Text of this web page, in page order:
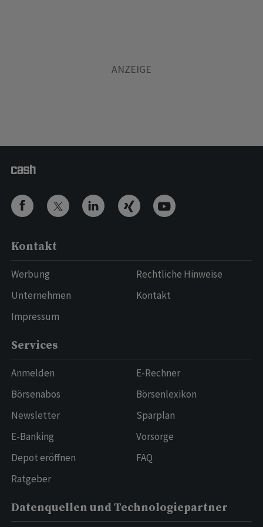
Kontakt
Werbung
Unternehmen
Impressum
Rechtliche Hinweise
Kontakt
Services
Anmelden
Börsenabos
Newsletter
E-Banking
Depot eröffnen
Ratgeber
E-Rechner
Börsenlexikon
Sparplan
Vorsorge
FAQ
Datenquellen und Technologiepartner